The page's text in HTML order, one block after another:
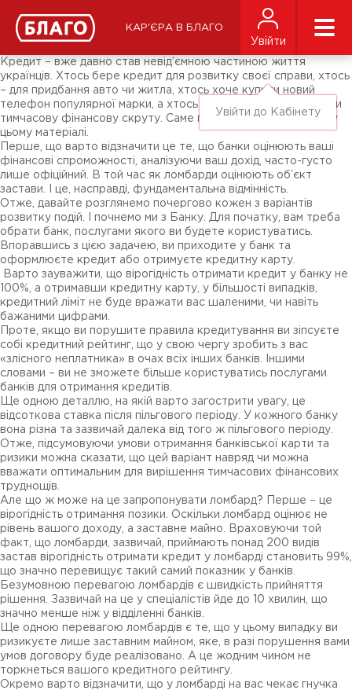
КАР'ЄРА В БЛАГО
Увійти
Увійти до Кабінету
ЗМІ про нас
Підписники соц-мереж
Ярмарки
Кредит – вже давно став невід’ємною частиною життя
українців. Хтось бере кредит для розвитку своєї справи, хтось
– для придбання авто чи житла, хтось хоче купити новий
телефон популярної марки, а хтось – для того, щоб подолати
тимчасову фінансову скруту. Саме про останніх і піде мова у
цьому матеріалі.
Перше, що варто відзначити це те, що банки оцінюють ваші
фінансові спроможності, аналізуючи ваш дохід, часто-густо
лише офіційний. В той час як ломбарди оцінюють об’єкт
застави. І це, насправді, фундаментальна відмінність.
Отже, давайте розглянемо почергово кожен з варіантів
розвитку подій. І почнемо ми з Банку. Для початку, вам треба
обрати банк, послугами якого ви будете користуватись.
Впоравшись з цією задачею, ви приходите у банк та
оформлюєте кредит або отримуєте кредитну карту.
Варто зауважити, що вірогідність отримати кредит у банку не
100%, а отримавши кредитну карту, у більшості випадків,
кредитний ліміт не буде вражати вас шаленими, чи навіть
бажаними цифрами.
Проте, якщо ви порушите правила кредитування ви зіпсуєте
собі кредитний рейтинг, що у свою чергу зробить з вас
«злісного неплатника» в очах всіх інших банків. Іншими
словами – ви не зможете більше користуватись послугами
банків для отримання кредитів.
Ще одною деталлю, на якій варто загострити увагу, це
відсоткова ставка після пільгового періоду. У кожного банку
вона різна та зазвичай далека від того ж пільгового періоду.
Отже, підсумовуючи умови отримання банківської карти та
ризики можна сказати, що цей варіант навряд чи можна
вважати оптимальним для вирішення тимчасових фінансових
труднощів.
Але що ж може на це запропонувати ломбард? Перше – це
вірогідність отримання позики. Оскільки ломбард оцінює не
рівень вашого доходу, а заставне майно. Враховуючи той
факт, що ломбарди, зазвичай, приймають понад 200 видів
застав вірогідність отримати кредит у ломбарді становить 99%,
що значно перевищує такий самий показник у банків.
Безумовною перевагою ломбардів є швидкість прийняття
рішення. Зазвичай на це у спеціалістів йде до 10 хвилин, що
значно менше ніж у відділенні банків.
Ще одною перевагою ломбардів є те, що у цьому випадку ви
ризикуєте лише заставним майном, яке, в разі порушення вами
умов договору буде реалізовано. А це жодним чином не
торкнеться вашого кредитного рейтингу.
Окремо варто відзначити, що у ломбарді на вас чекає гнучка